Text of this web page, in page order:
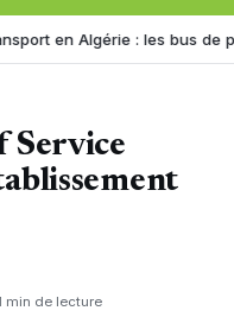
en Algérie : les bus de
Service
min de lecture